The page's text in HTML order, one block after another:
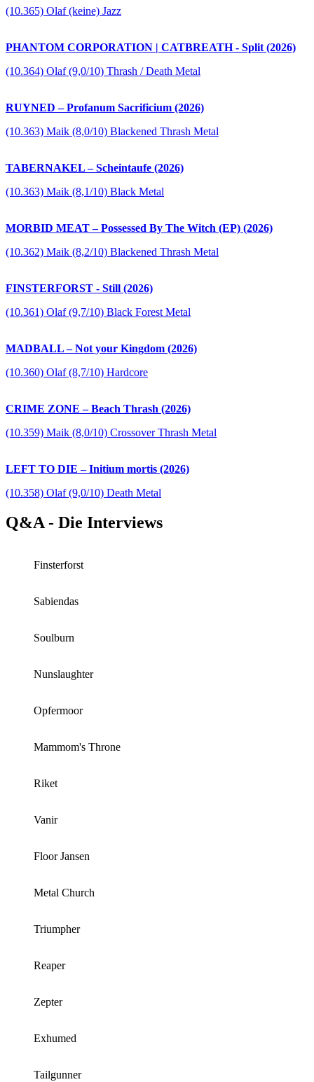
(10.365) Olaf (keine) Jazz
PHANTOM CORPORATION | CATBREATH - Split (2026)
(10.364) Olaf (9,0/10) Thrash / Death Metal
RUYNED – Profanum Sacrificium (2026)
(10.363) Maik (8,0/10) Blackened Thrash Metal
TABERNAKEL – Scheintaufe (2026)
(10.363) Maik (8,1/10) Black Metal
MORBID MEAT – Possessed By The Witch (EP) (2026)
(10.362) Maik (8,2/10) Blackened Thrash Metal
FINSTERFORST - Still (2026)
(10.361) Olaf (9,7/10) Black Forest Metal
MADBALL – Not your Kingdom (2026)
(10.360) Olaf (8,7/10) Hardcore
CRIME ZONE – Beach Thrash (2026)
(10.359) Maik (8,0/10) Crossover Thrash Metal
LEFT TO DIE – Initium mortis (2026)
(10.358) Olaf (9,0/10) Death Metal
Q&A - Die Interviews
Finsterforst
Sabiendas
Soulburn
Nunslaughter
Opfermoor
Mammom's Throne
Riket
Vanir
Floor Jansen
Metal Church
Triumpher
Reaper
Zepter
Exhumed
Tailgunner